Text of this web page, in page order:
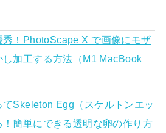
秀！PhotoScape X で画像にモザ
し加工する方法（M1 MacBook
てSkeleton Egg（スケルトンエッ
！簡単にできる透明な卵の作り方